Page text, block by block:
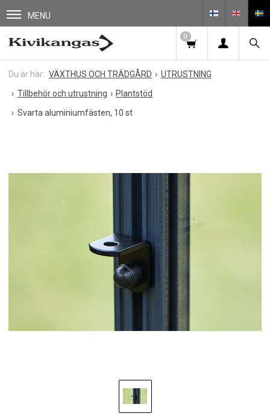
MENU
0
VÄXTHUS OCH TRÄDGÅRD
UTRUSTNING
Tillbehör och utrustning
Plantstöd
Svarta aluminiumfästen, 10 st